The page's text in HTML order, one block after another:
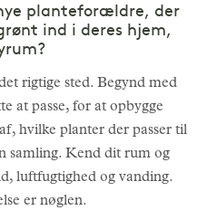
planteforældre, der
ind i deres hjem,
rigtige sted. Begynd med
at passe, for at opbygge
hvilke planter der passer til
samling. Kend dit rum og
luftfugtighed og vanding.
er nøglen.